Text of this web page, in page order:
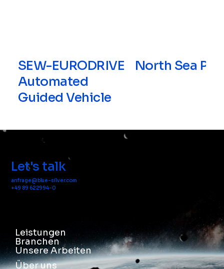
SEW-EURODRIVE
Automated
Guided Vehicle
North Sea
Let's talk
anfrage@blue-silver.com
+49 89 622994-0
Leistungen
Branchen
Unsere Arbeiten
Über uns